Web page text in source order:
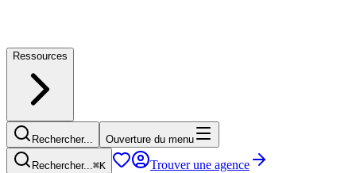
Ressources
Rechercher... Ouverture du menu
Rechercher...⌘K
Trouver une agence